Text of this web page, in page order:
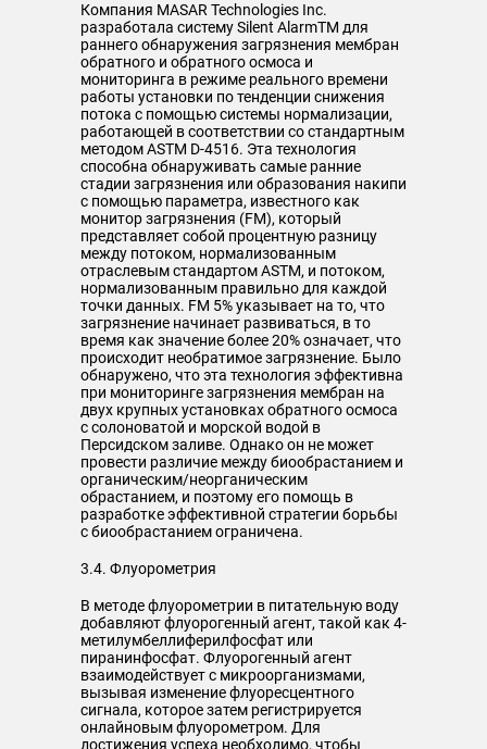
Компания MASAR Technologies Inc.
разработала систему Silent AlarmTM для
раннего обнаружения загрязнения мембран
обратного и обратного осмоса и
мониторинга в режиме реального времени
работы установки по тенденции снижения
потока с помощью системы нормализации,
работающей в соответствии со стандартным
методом ASTM D-4516. Эта технология
способна обнаруживать самые ранние
стадии загрязнения или образования накипи
с помощью параметра, известного как
монитор загрязнения (FM), который
представляет собой процентную разницу
между потоком, нормализованным
отраслевым стандартом ASTM, и потоком,
нормализованным правильно для каждой
точки данных. FM 5% указывает на то, что
загрязнение начинает развиваться, в то
время как значение более 20% означает, что
происходит необратимое загрязнение. Было
обнаружено, что эта технология эффективна
при мониторинге загрязнения мембран на
двух крупных установках обратного осмоса
с солоноватой и морской водой в
Персидском заливе. Однако он не может
провести различие между биообрастанием и
органическим/неорганическим
обрастанием, и поэтому его помощь в
разработке эффективной стратегии борьбы
с биообрастанием ограничена.
3.4. Флуорометрия
В методе флуорометрии в питательную воду
добавляют флуорогенный агент, такой как 4-
метилумбеллиферилфосфат или
пиранинфосфат. Флуорогенный агент
взаимодействует с микроорганизмами,
вызывая изменение флуоресцентного
сигнала, которое затем регистрируется
онлайновым флуорометром. Для
достижения успеха необходимо, чтобы